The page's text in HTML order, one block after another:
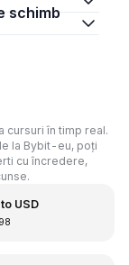
cursuri în timp real.
la Bybit-eu, poți
cu încredere,
USD